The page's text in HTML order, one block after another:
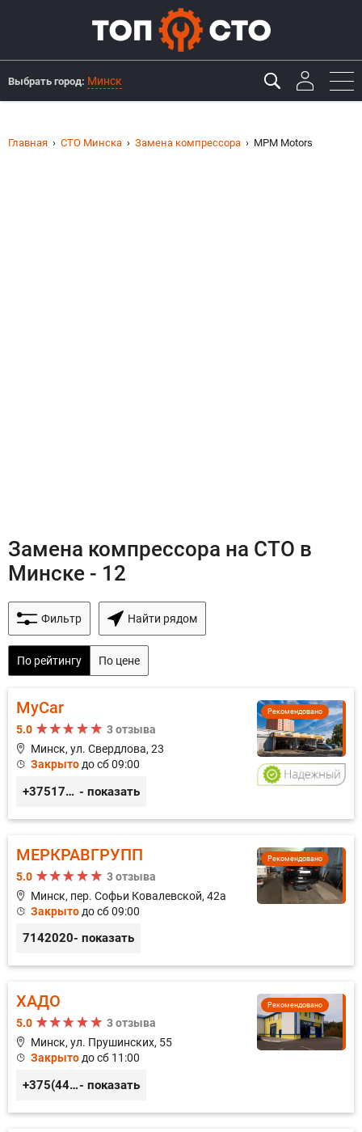
Выбрать город: Минск
Главная СТО Минска Замена компрессора MPM Motors
Замена компрессора на СТО в
Минске - 12
Фильтр Найти рядом
По рейтингу По цене
Рекомендовано
MyCar
5.0
3 отзыва
Минск, ул. Свердлова, 23
Закрыто до сб 09:00
+375173212443 - показать
Рекомендовано
МЕРКРАВГРУПП
5.0
3 отзыва
Минск, пер. Софьи Ковалевской, 42а
Закрыто до сб 09:00
7142020- показать
Рекомендовано
ХАДО
5.0
3 отзыва
Минск, ул. Прушинских, 55
Закрыто до сб 11:00
+375(44) 559-27-77- показать